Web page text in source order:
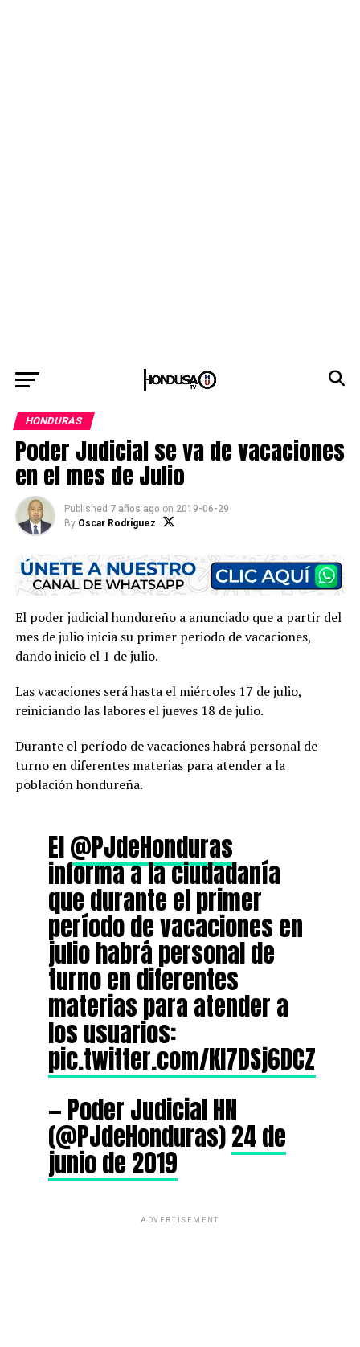
HONDURAS
Poder Judicial se va de vacaciones
en el mes de Julio
Published 7 años ago on 2019-06-29
By Oscar Rodríguez
El poder judicial hundureño a anunciado que a partir del
mes de julio inicia su primer periodo de vacaciones,
dando inicio el 1 de julio.
Las vacaciones será hasta el miércoles 17 de julio,
reiniciando las labores el jueves 18 de julio.
Durante el período de vacaciones habrá personal de
turno en diferentes materias para atender a la
población hondureña.
El@PJdeHonduras
informa a la ciudadanía
que durante el primer
período de vacaciones en
julio habrá personal de
turno en diferentes
materias para atender a
los usuarios:
pic.twitter.com/KI7DSj6DCZ
— Poder Judicial HN
(@PJdeHonduras)24 de
junio de 2019
ADVERTISEMENT